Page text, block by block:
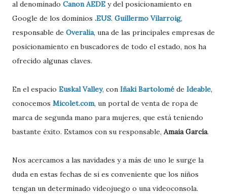
al denominado Canon AEDE y del posicionamiento en
Google de los dominios .EUS. Guillermo Vilarroig,
responsable de Overalia, una de las principales empresas de
posicionamiento en buscadores de todo el estado, nos ha
ofrecido algunas claves.
En el espacio Euskal Valley, con Iñaki Bartolomé de Ideable,
conocemos Micolet.com, un portal de venta de ropa de
marca de segunda mano para mujeres, que está teniendo
bastante éxito. Estamos con su responsable, Amaia García.
Nos acercamos a las navidades y a más de uno le surge la
duda en estas fechas de si es conveniente que los niños
tengan un determinado videojuego o una videoconsola.